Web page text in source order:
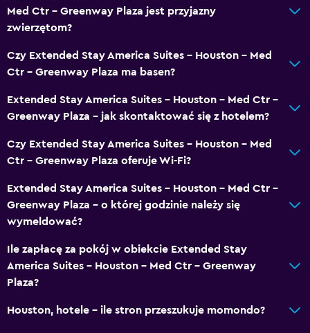
Med Ctr - Greenway Plaza jest przyjazny
zwierzętom?
Czy Extended Stay America Suites - Houston - Med
Ctr - Greenway Plaza ma basen?
Extended Stay America Suites - Houston - Med Ctr -
Greenway Plaza – jak skontaktować się z hotelem?
Czy Extended Stay America Suites - Houston - Med
Ctr - Greenway Plaza oferuje Wi-Fi?
Extended Stay America Suites - Houston - Med Ctr -
Greenway Plaza – o której godzinie należy się
wymeldować?
Ile zapłacę za pokój w obiekcie Extended Stay
America Suites - Houston - Med Ctr - Greenway
Plaza?
Houston, hotele – ile stron przeszukuje momondo?